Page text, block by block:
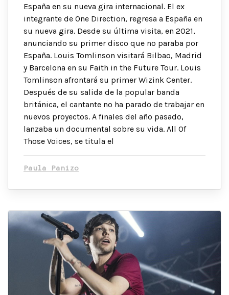
España en su nueva gira internacional. El ex
integrante de One Direction, regresa a España en
su nueva gira. Desde su última visita, en 2021,
anunciando su primer disco que no paraba por
España. Louis Tomlinson visitará Bilbao, Madrid
y Barcelona en su Faith in the Future Tour. Louis
Tomlinson afrontará su primer Wizink Center.
Después de su salida de la popular banda
británica, el cantante no ha parado de trabajar en
nuevos proyectos. A finales del año pasado,
lanzaba un documental sobre su vida. All Of
Those Voices, se titula el
Paula Panizo